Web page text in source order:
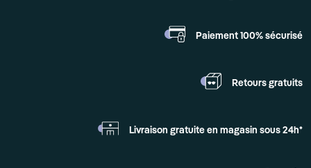
Paiement 100% sécurisé
Retours gratuits
Livraison gratuite en magasin sous 24h*